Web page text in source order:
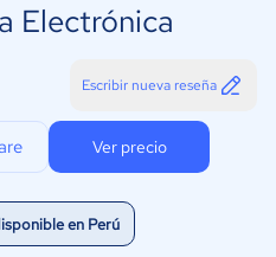
Electrónica
Escribir nueva reseña
Ver precio
en Perú